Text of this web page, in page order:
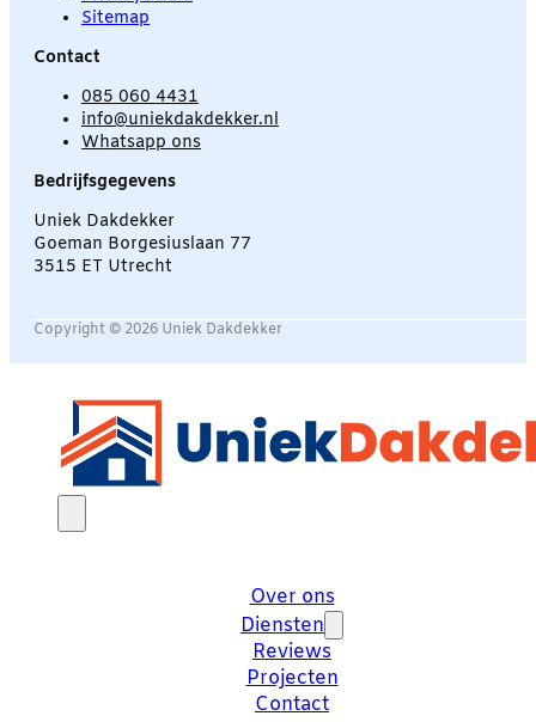
Sitemap
Contact
085 060 4431
info@uniekdakdekker.nl
Whatsapp ons
Bedrijfsgegevens
Uniek Dakdekker
Goeman Borgesiuslaan 77
3515 ET Utrecht
Copyright © 2026 Uniek Dakdekker
Over ons
Diensten
Reviews
Projecten
Contact